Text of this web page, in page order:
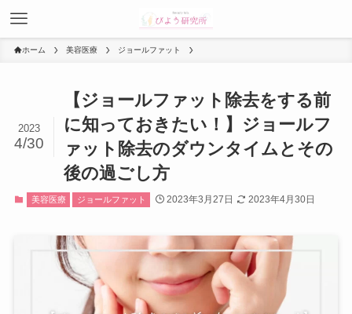
ホーム 美容医療 ジョールファット
【ジョールファット除去をする前
に知っておきたい！】ジョールフ
ァット除去のダウンタイムとその
後の過ごし方
2023
4/30
美容医療 ジョールファット 2023年3月27日 2023年4月30日